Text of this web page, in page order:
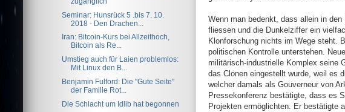
Wenn man bedenkt, dass allein in
fliessen und die Dunkelziffer ein
Klonforschung nichts im Wege steht.
politischen Kontrolle unterstehen.
militärisch-industrielle Komplex seine
das Clonen eingestellt wurde, weil es
welcher damals als Gouverneur von
Pressekonferenz bestätigte, dass es
Projekten ermöglichten. Er bestätigte
Seminar: Hunsrück 5 .bis 7. 10.
2018 - Den Drachen...
Iran: Bitcoin-Kurs bei Allzeithoch,
Bitcoin als Re...
Umstieg auch für Laien problemlos:
Mit Linux den B...
Benjamin Fulford: Die "Gute Seite"
der Familie Rot...
Die Schlacht um Idlib hat begonnen